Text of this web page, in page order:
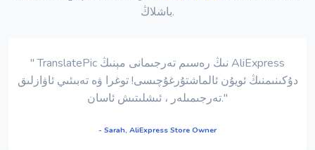
باشلاڭ.
" TranslatePic نىڭ رەسىم تەرجىمانى مېنىڭ AliExpress
دۇكىنىمنىڭ ئويۇن ئالماشتۇرغۇچىسى! توغرا ۋە تەبىئىي ئاۋازلىق
تەرجىمىلەر ، ئىشلىتىش ئاسان."
- Sarah, AliExpress Store Owner